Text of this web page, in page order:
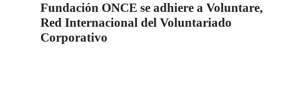
Fundación ONCE se adhiere a Voluntare,
Red Internacional del Voluntariado
Corporativo